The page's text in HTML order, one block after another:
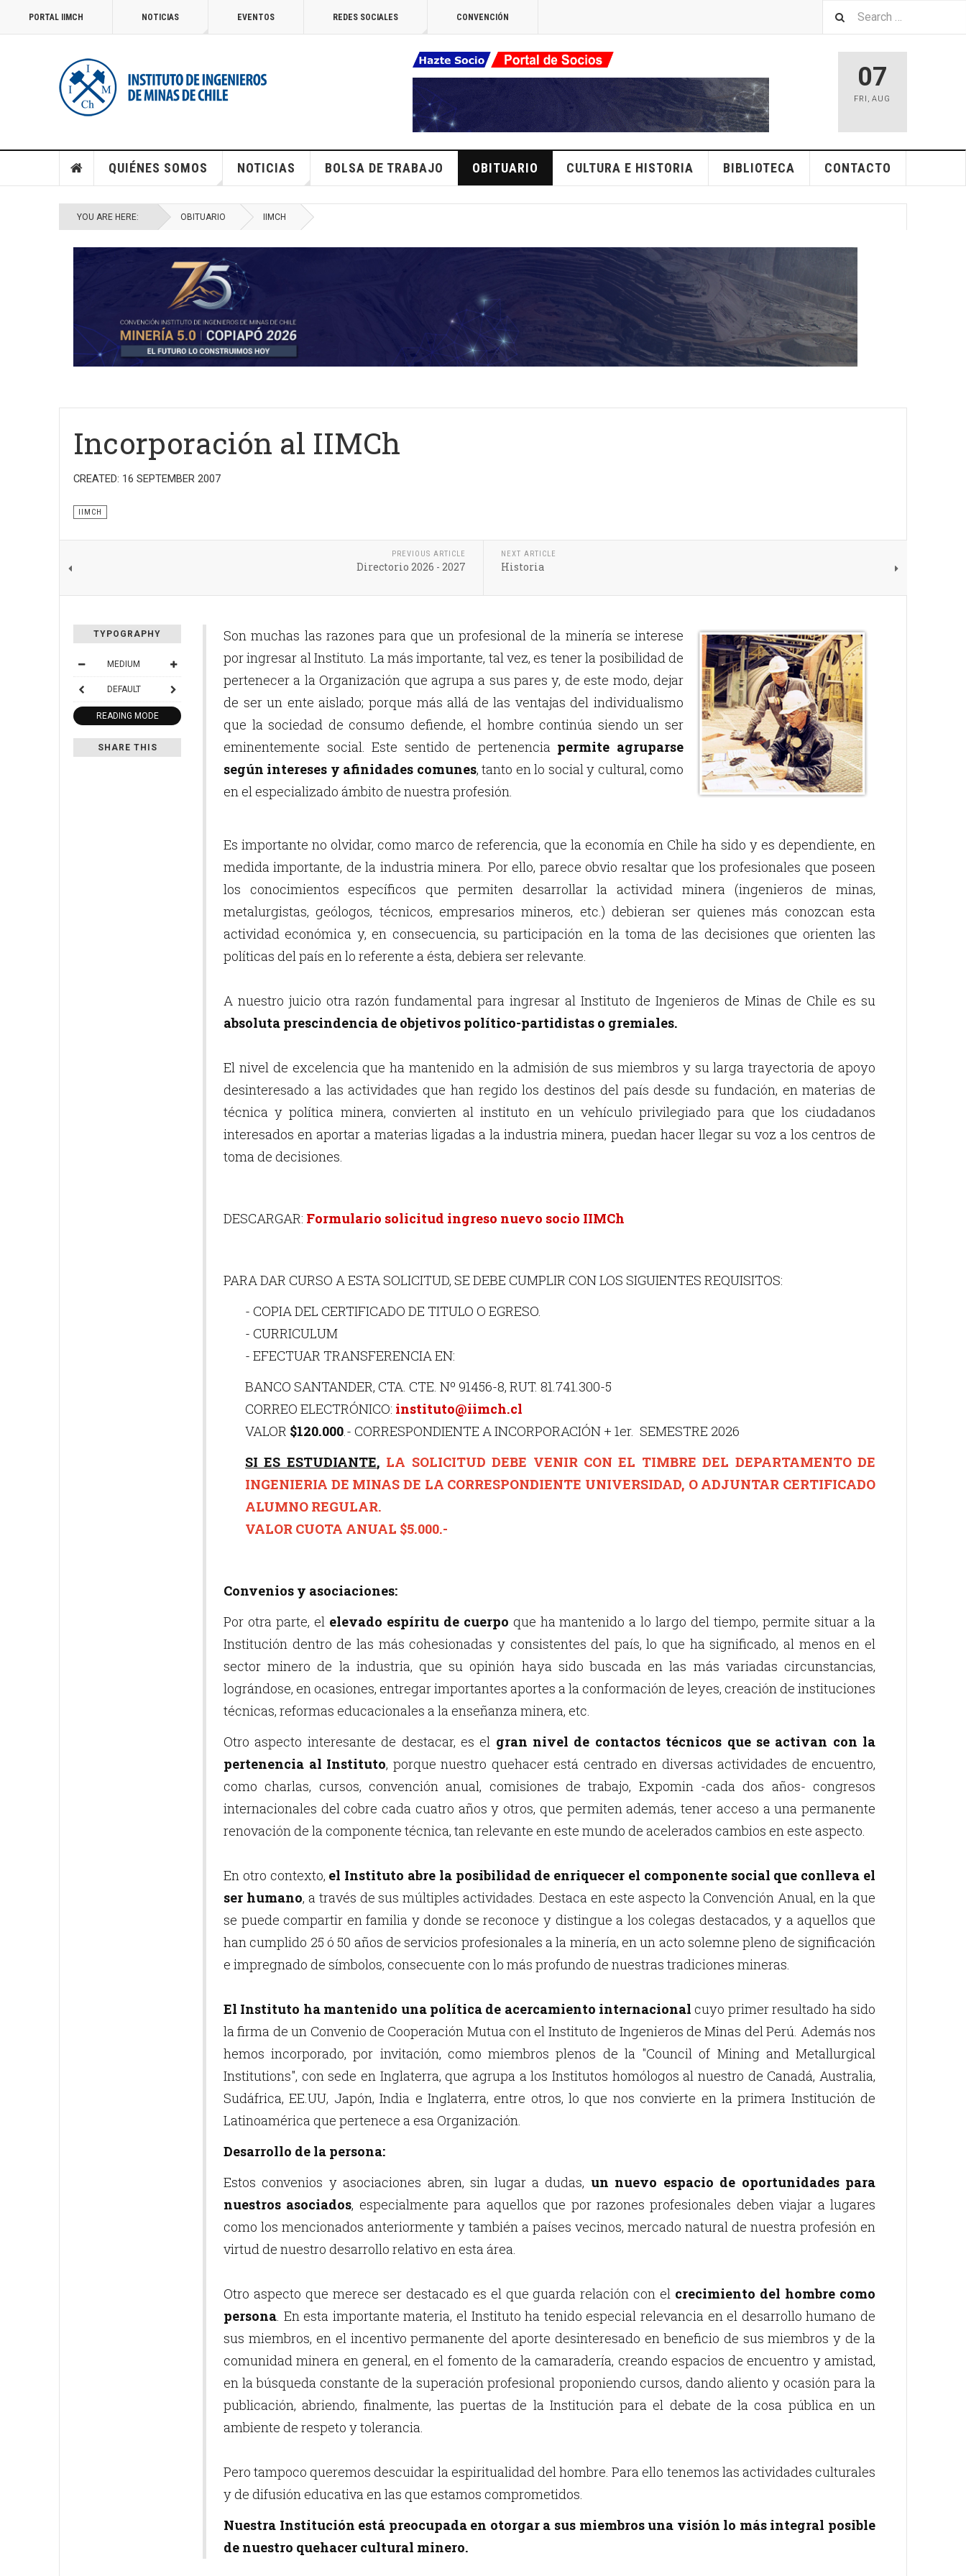
PORTAL IIMCH NOTICIAS EVENTOS REDES SOCIALES CONVENCIÓN
07
FRI ,AUG
QUIÉNES SOMOS NOTICIAS BOLSA DE TRABAJO OBITUARIO CULTURA E HISTORIA BIBLIOTECA CONTACTO
YOU ARE HERE: OBITUARIO IIMCH
Incorporación al IIMCh
CREATED: 16 SEPTEMBER 2007
IIMCH
PREVIOUS ARTICLE
Directorio 2026 - 2027
NEXT ARTICLE
Historia
TYPOGRAPHY
MEDIUM
DEFAULT
READING MODE
SHARE THIS
Son muchas las razones para que un profesional de la minería se interese
por ingresar al Instituto. La más importante, tal vez, es tener la posibilidad de
pertenecer a la Organización que agrupa a sus pares y, de este modo, dejar
de ser un ente aislado; porque más allá de las ventajas del individualismo
que la sociedad de consumo defiende, el hombre continúa siendo un ser
eminentemente social. Este sentido de pertenencia permite agruparse
según intereses y afinidades comunes, tanto en lo social y cultural, como
en el especializado ámbito de nuestra profesión.
Es importante no olvidar, como marco de referencia, que la economía en Chile ha sido y es dependiente, en
medida importante, de la industria minera. Por ello, parece obvio resaltar que los profesionales que poseen
los conocimientos específicos que permiten desarrollar la actividad minera (ingenieros de minas,
metalurgistas, geólogos, técnicos, empresarios mineros, etc.) debieran ser quienes más conozcan esta
actividad económica y, en consecuencia, su participación en la toma de las decisiones que orienten las
políticas del país en lo referente a ésta, debiera ser relevante.
A nuestro juicio otra razón fundamental para ingresar al Instituto de Ingenieros de Minas de Chile es su
absoluta prescindencia de objetivos político-partidistas o gremiales.
El nivel de excelencia que ha mantenido en la admisión de sus miembros y su larga trayectoria de apoyo
desinteresado a las actividades que han regido los destinos del país desde su fundación, en materias de
técnica y política minera, convierten al instituto en un vehículo privilegiado para que los ciudadanos
interesados en aportar a materias ligadas a la industria minera, puedan hacer llegar su voz a los centros de
toma de decisiones.
DESCARGAR: Formulario solicitud ingreso nuevo socio IIMCh
PARA DAR CURSO A ESTA SOLICITUD, SE DEBE CUMPLIR CON LOS SIGUIENTES REQUISITOS:
- COPIA DEL CERTIFICADO DE TITULO O EGRESO.
- CURRICULUM
- EFECTUAR TRANSFERENCIA EN:
BANCO SANTANDER, CTA. CTE. Nº 91456-8, RUT. 81.741.300-5
CORREO ELECTRÓNICO: instituto@iimch.cl
VALOR $120.000.- CORRESPONDIENTE A INCORPORACIÓN + 1er. SEMESTRE 2026
SI ES ESTUDIANTE, LA SOLICITUD DEBE VENIR CON EL TIMBRE DEL DEPARTAMENTO DE
INGENIERIA DE MINAS DE LA CORRESPONDIENTE UNIVERSIDAD, O ADJUNTAR CERTIFICADO
ALUMNO REGULAR.
VALOR CUOTA ANUAL $5.000.-
Convenios y asociaciones:
Por otra parte, el elevado espíritu de cuerpo que ha mantenido a lo largo del tiempo, permite situar a la
Institución dentro de las más cohesionadas y consistentes del país, lo que ha significado, al menos en el
sector minero de la industria, que su opinión haya sido buscada en las más variadas circunstancias,
lográndose, en ocasiones, entregar importantes aportes a la conformación de leyes, creación de instituciones
técnicas, reformas educacionales a la enseñanza minera, etc.
Otro aspecto interesante de destacar, es el gran nivel de contactos técnicos que se activan con la
pertenencia al Instituto, porque nuestro quehacer está centrado en diversas actividades de encuentro,
como charlas, cursos, convención anual, comisiones de trabajo, Expomin -cada dos años- congresos
internacionales del cobre cada cuatro años y otros, que permiten además, tener acceso a una permanente
renovación de la componente técnica, tan relevante en este mundo de acelerados cambios en este aspecto.
En otro contexto, el Instituto abre la posibilidad de enriquecer el componente social que conlleva el
ser humano, a través de sus múltiples actividades. Destaca en este aspecto la Convención Anual, en la que
se puede compartir en familia y donde se reconoce y distingue a los colegas destacados, y a aquellos que
han cumplido 25 ó 50 años de servicios profesionales a la minería, en un acto solemne pleno de significación
e impregnado de símbolos, consecuente con lo más profundo de nuestras tradiciones mineras.
El Instituto ha mantenido una política de acercamiento internacional cuyo primer resultado ha sido
la firma de un Convenio de Cooperación Mutua con el Instituto de Ingenieros de Minas del Perú. Además nos
hemos incorporado, por invitación, como miembros plenos de la "Council of Mining and Metallurgical
Institutions", con sede en Inglaterra, que agrupa a los Institutos homólogos al nuestro de Canadá, Australia,
Sudáfrica, EE.UU, Japón, India e Inglaterra, entre otros, lo que nos convierte en la primera Institución de
Latinoamérica que pertenece a esa Organización.
Desarrollo de la persona:
Estos convenios y asociaciones abren, sin lugar a dudas, un nuevo espacio de oportunidades para
nuestros asociados, especialmente para aquellos que por razones profesionales deben viajar a lugares
como los mencionados anteriormente y también a países vecinos, mercado natural de nuestra profesión en
virtud de nuestro desarrollo relativo en esta área.
Otro aspecto que merece ser destacado es el que guarda relación con el crecimiento del hombre como
persona. En esta importante materia, el Instituto ha tenido especial relevancia en el desarrollo humano de
sus miembros, en el incentivo permanente del aporte desinteresado en beneficio de sus miembros y de la
comunidad minera en general, en el fomento de la camaradería, creando espacios de encuentro y amistad,
en la búsqueda constante de la superación profesional proponiendo cursos, dando aliento y ocasión para la
publicación, abriendo, finalmente, las puertas de la Institución para el debate de la cosa pública en un
ambiente de respeto y tolerancia.
Pero tampoco queremos descuidar la espiritualidad del hombre. Para ello tenemos las actividades culturales
y de difusión educativa en las que estamos comprometidos.
Nuestra Institución está preocupada en otorgar a sus miembros una visión lo más integral posible
de nuestro quehacer cultural minero.